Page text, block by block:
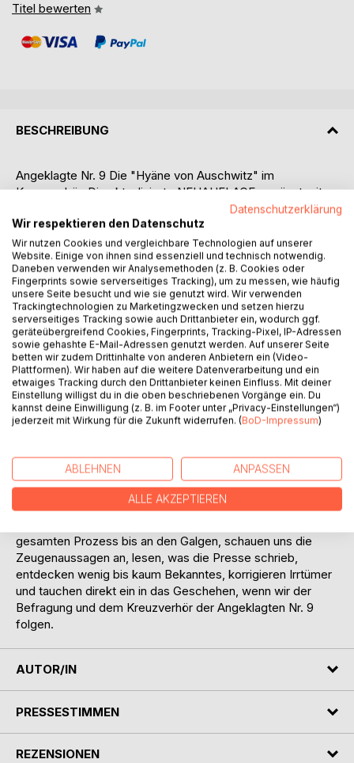
Titel bewerten
BESCHREIBUNG
Angeklagte Nr. 9 Die "Hyäne von Auschwitz" im
Kreuzverhör. Die aktualisierte NEUAUFLAGE, ergänzt mit
über 70 Dokumenten, Handschriften und Fotografien!
Die KZ-Aufseherin Irma Grese war die jüngste
Kriegsverbrecherin, die 1945 im Bergen-Belsen Prozess
zum Tode durch den Strang verurteilt wurde. Gerade sie
erregte weltweites Aufsehen, weil die ihr zur Last gelegten
Verbrechen, die Brutalität und Grausamkeit, ihr Sadismus
gegenüber den Häftlingen im krassen Widerspruch zu ihrer
Erscheinung standen. Sie hatte viele Namen: "Hyäne von
Auschwitz," "Höllenengel" oder "Queen of Belsen." Und ihr
Ankläger sagte über sie im Prozess: "Und es gibt keine
einzige Grausamkeit, die in diesem Lager stattgefunden
hat, für die sie nicht als Verantwortliche bekannt war. Sie
nahm regelmäßig an der Selektion für die Gaskammer teil,
genau so fort." In dieser Dokumentation begeben wir uns
auf eine Spurensuche in alten Akten und Archiven und
beleuchten die 243 Tage des Jahres 1945, von der
Befreiung des KZ Bergen-Belsen bis hin zur Hinrichtung
gesamten Prozess bis an den Galgen, schauen uns die
Zeugenaussagen an, lesen, was die Presse schrieb,
entdecken wenig bis kaum Bekanntes, korrigieren Irrtümer
und tauchen direkt ein in das Geschehen, wenn wir der
Befragung und dem Kreuzverhör der Angeklagten Nr. 9
folgen.
AUTOR/IN
PRESSESTIMMEN
REZENSIONEN
Datenschutzerklärung
Wir respektieren den Datenschutz
Wir nutzen Cookies und vergleichbare Technologien auf unserer
Website. Einige von ihnen sind essenziell und technisch notwendig.
Daneben verwenden wir Analysemethoden (z. B. Cookies oder
Fingerprints sowie serverseitiges Tracking), um zu messen, wie häufig
unsere Seite besucht und wie sie genutzt wird. Wir verwenden
Trackingtechnologien zu Marketingzwecken und setzen hierzu
serverseitiges Tracking sowie auch Drittanbieter ein, wodurch ggf.
geräteübergreifend Cookies, Fingerprints, Tracking-Pixel, IP-Adressen
sowie gehashte E-Mail-Adressen genutzt werden. Auf unserer Seite
betten wir zudem Drittinhalte von anderen Anbietern ein (Video-
Plattformen). Wir haben auf die weitere Datenverarbeitung und ein
etwaiges Tracking durch den Drittanbieter keinen Einfluss. Mit deiner
Einstellung willigst du in die oben beschriebenen Vorgänge ein. Du
kannst deine Einwilligung (z. B. im Footer unter „Privacy-Einstellungen“)
jederzeit mit Wirkung für die Zukunft widerrufen. (BoD-Impressum)
ABLEHNEN ANPASSEN
ALLE AKZEPTIEREN